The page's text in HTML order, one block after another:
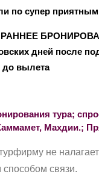
по супер
дней после
до вылета
тура;
Махдии.;
не
связи.